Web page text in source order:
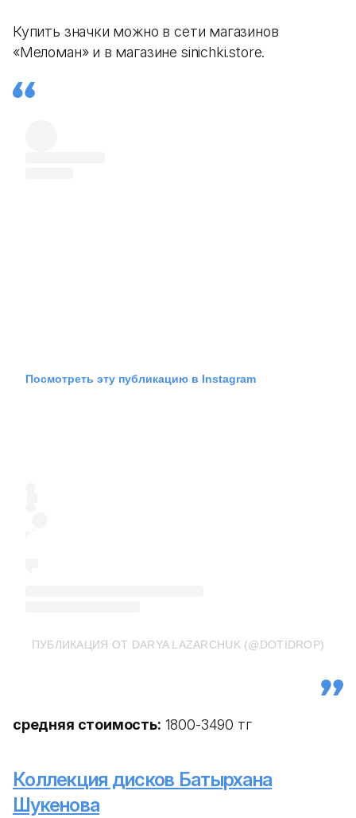
Купить значки можно в сети магазинов
«Меломан» и в магазине sinichki.store.
Посмотреть эту публикацию в Instagram
ПУБЛИКАЦИЯ ОТ DARYA LAZARCHUK (@DOTIDROP)
средняя стоимость: 1800-3490 тг
Коллекция дисков Батырхана
Шукенова